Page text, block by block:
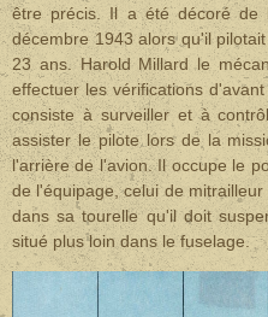
être précis. Il a été décoré de
décembre 1943 alors qu'il
23 ans. Harold Millard le
effectuer les vérifications
consiste à surveiller et à
assister le pilote lors de la
l'arrière de l'avion. Il occupe le
de l'équipage, celui de
dans sa tourelle qu'il doit
situé plus loin dans le fuselage.